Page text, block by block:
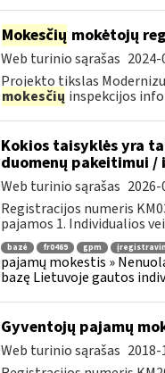
Mokesčių mokėtojų
Web turinio sąrašas
Projekto tikslas
mokesčių inspekcijos
Kokios taisyklės yra
duomenų pakeitimui /
Web turinio sąrašas
Registracijos numeris
pajamos 1. Individualios
bazė fr0469 gpm
pajamų mokestis »
bazę Lietuvoje gautos
Gyventojų pajamų
Web turinio sąrašas